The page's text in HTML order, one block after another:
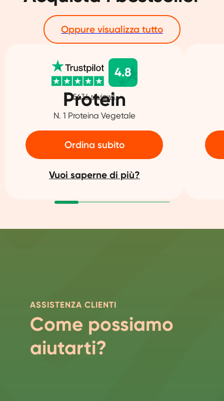
Oppure visualizza tutto
4.8
5634 reviews
Protein
N. 1 Proteina Vegetale
Ordina subito
Vuoi saperne di più?
ASSISTENZA CLIENTI
Come possiamo
aiutarti?